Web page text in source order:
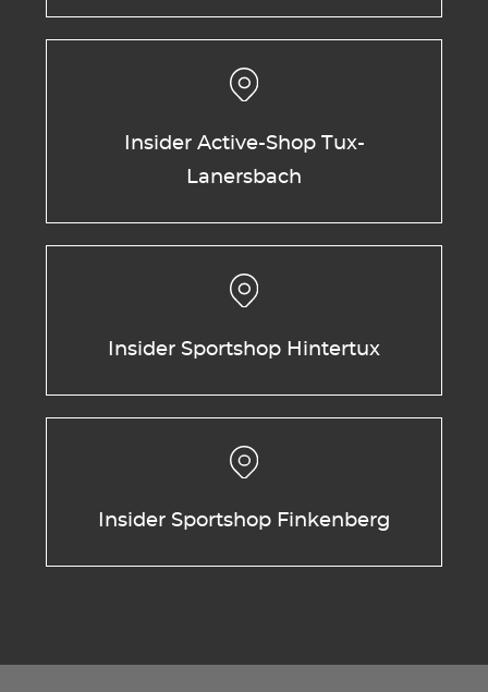
Insider Active-Shop Tux-
Lanersbach
Insider Sportshop Hintertux
Insider Sportshop Finkenberg